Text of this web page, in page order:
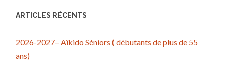
ARTICLES RÉCENTS
2026-2027– Aïkido Séniors ( débutants de plus de 55
ans)